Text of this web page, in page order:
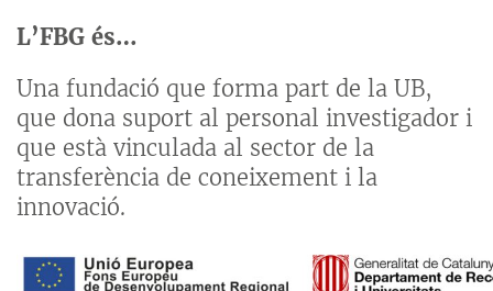
L’FBG és…
Una fundació que forma part de la UB,
que dona suport al personal investigador i
que està vinculada al sector de la
transferència de coneixement i la
innovació.